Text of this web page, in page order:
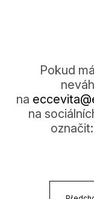
Pokud
na
na